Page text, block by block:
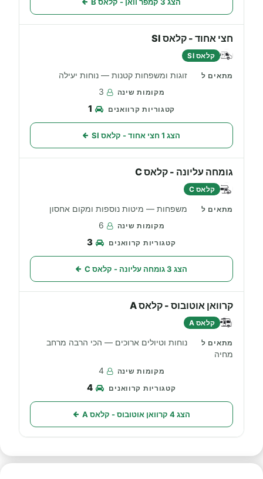
חצי אחוד - קלאס SI
קלאס SI
זוגות ומשפחות קטנות — נוחות יעילה
3
1
הצג 1 חצי אחוד - קלאס SI
גומחה עליונה - קלאס C
קלאס C
משפחות — מיטות נוספות ומקום אחסון
6
3
הצג 3 גומחה עליונה - קלאס C
קרוואן אוטובוס - קלאס A
קלאס A
נוחות וטיולים ארוכים — הכי הרבה מרחב
מחיה
4
4
הצג 4 קרוואן אוטובוס - קלאס A